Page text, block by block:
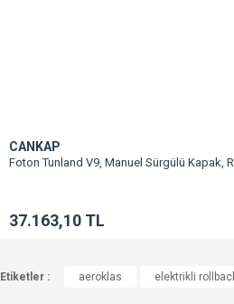
CANKAP
Foton Tunland V9, Manuel Sürgülü Kapak,
37.163,10 TL
Etiketler : aeroklas elektrikli